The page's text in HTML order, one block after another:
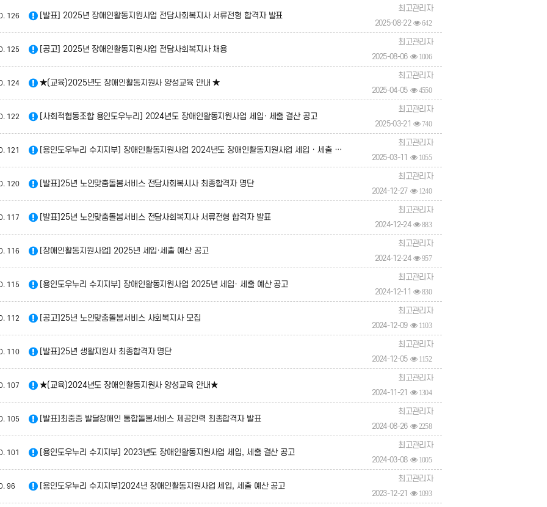
126 [발표] 2025년 장애인활동지원사업 전담사회복지사 서류전형 합격자 발표
최고관리자
2025-08-22 642
125 [공고] 2025년 장애인활동지원사업 전담사회복지사 채용
최고관리자
2025-08-06 1006
124 ★(교육)2025년도 장애인활동지원사 양성교육 안내 ★
최고관리자
2025-04-05 4550
122 [사회적협동조합 용인도우누리] 2024년도 장애인활동지원사업 세입· 세출 결산 공고
최고관리자
2025-03-21 740
121 [용인도우누리 수지지부] 장애인활동지원사업 2024년도 장애인활동지원사업 세입 · 세출 결산 공고
최고관리자
2025-03-11 1055
120 [발표]25년 노인맞춤돌봄서비스 전담사회복시사 최종합격자 명단
최고관리자
2024-12-27 1240
117 [발표]25년 노인맞춤돌봄서비스 전담사회복지사 서류전형 합격자 발표
최고관리자
2024-12-24 883
116 [장애인활동지원사업] 2025년 세입·세출 예산 공고
최고관리자
2024-12-24 957
115 [용인도우누리 수지지부] 장애인활동지원사업 2025년 세입· 세출 예산 공고
최고관리자
2024-12-11 830
112 [공고]25년 노인맞춤돌봄서비스 사회복지사 모집
최고관리자
2024-12-09 1103
110 [발표]25년 생활지원사 최종합격자 명단
최고관리자
2024-12-05 1152
107 ★(교육)2024년도 장애인활동지원사 양성교육 안내★
최고관리자
2024-11-21 1304
105 [발표]최중증 발달장애인 통합돌봄서비스 제공인력 최종합격자 발표
최고관리자
2024-08-26 2258
101 [용인도우누리 수지지부] 2023년도 장애인활동지원사업 세입, 세출 결산 공고
최고관리자
2024-03-08 1005
96 [용인도우누리 수지지부]2024년 장애인활동지원사업 세입, 세출 예산 공고
최고관리자
2023-12-21 1093